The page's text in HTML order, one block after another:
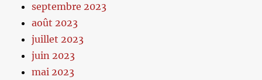
septembre 2023
août 2023
juillet 2023
juin 2023
mai 2023